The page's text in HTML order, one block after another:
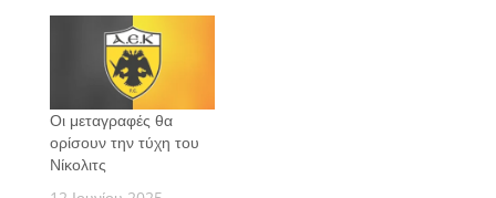
Οι μεταγραφές θα
ορίσουν την τύχη του
Νίκολιτς